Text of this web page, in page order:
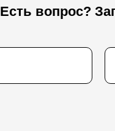
Есть вопрос?